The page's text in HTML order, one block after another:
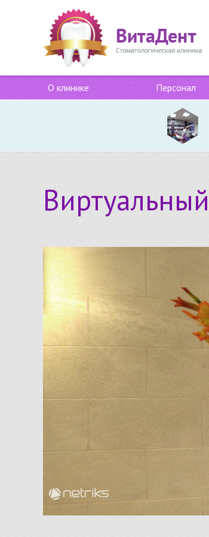
О клинике Персонал